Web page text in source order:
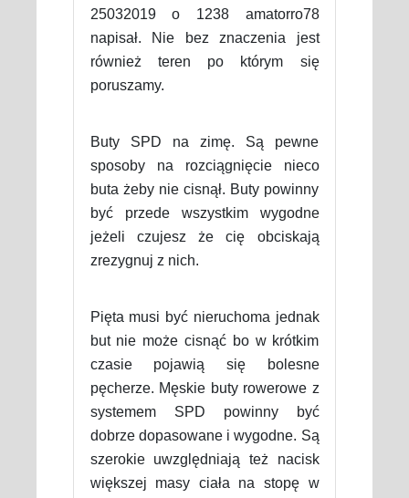
25032019 o 1238 amatorro78
napisał. Nie bez znaczenia jest
również teren po którym się
poruszamy.
Buty SPD na zimę. Są pewne
sposoby na rozciągnięcie nieco
buta żeby nie cisnął. Buty powinny
być przede wszystkim wygodne
jeżeli czujesz że cię obciskają
zrezygnuj z nich.
Pięta musi być nieruchoma jednak
but nie może cisnąć bo w krótkim
czasie pojawią się bolesne
pęcherze. Męskie buty rowerowe z
systemem SPD powinny być
dobrze dopasowane i wygodne. Są
szerokie uwzględniają też nacisk
większej masy ciała na stopę w